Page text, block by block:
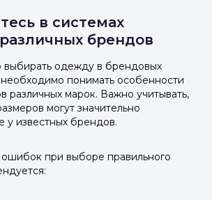
в системах
брендов
одежду в брендовых
понимать особенности
различных марок. Важно учитывать,
могут значительно
у известных брендов.
при выборе правильного